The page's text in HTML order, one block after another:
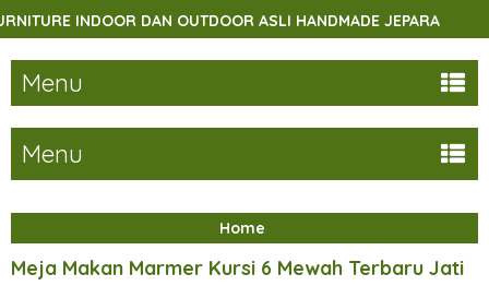
INDOOR DAN OUTDOOR ASLI HANDMADE JEPARA
Menu
Menu
Home
Meja Makan Marmer Kursi 6 Mewah Terbaru Jati